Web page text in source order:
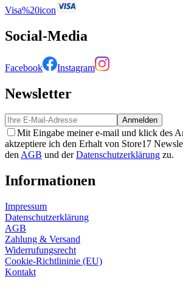
Visa%20icon
Social-Media
Facebook Instagram
Newsletter
Anmelden
Mit Eingabe meiner e-mail und klick des
aktzeptiere ich den Erhalt von Store17
denAGB und derDatenschutzerklärung zu.
Informationen
Impressum
Datenschutzerklärung
AGB
Zahlung & Versand
Widerrufungsrecht
Cookie-Richtlininie (EU)
Kontakt